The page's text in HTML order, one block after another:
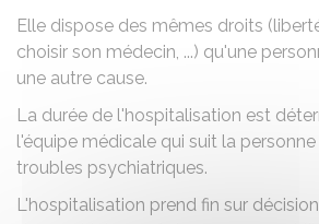
Elle dispose des mêmes droits
choisir son médecin, ...) qu'une
une autre cause.
La durée de l'hospitalisation est
l'équipe médicale qui suit la
troubles psychiatriques.
L'hospitalisation prend fin sur